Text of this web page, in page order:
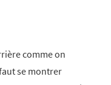
comme on
se montrer